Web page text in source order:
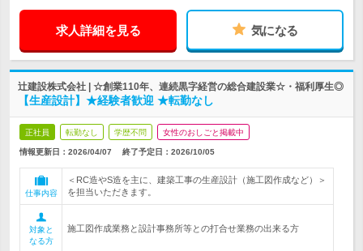
求人詳細を見る 気になる
辻建設株式会社 | ☆創業110年、連続黒字経営の総合建設業☆・福利厚生◎
【生産設計】★経験者歓迎 ★転勤なし
正社員 転勤なし 学歴不問 女性のおしごと掲載中
情報更新日：2026/04/07 終了予定日： 2026/10/05
仕事内容
＜RC造やS造を主に、建築工事の生産設計（施工図作成など）＞
を担当いただきます。
対象と
なる方
施工図作成業務と設計事務所等との打合せ業務の出来る方